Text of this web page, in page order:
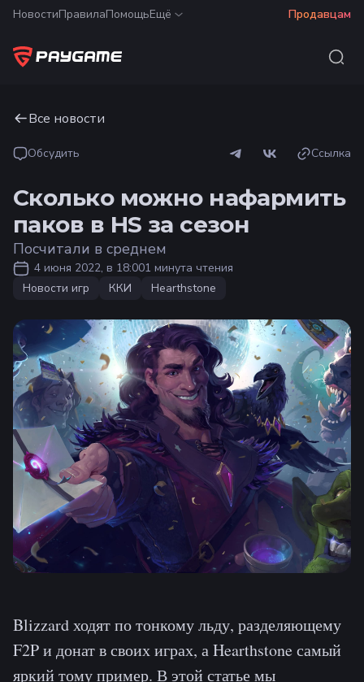
НовостиПравилаПомощьЕщё Продавцам
Все новости
Обсудить Ссылка
Сколько можно нафармить
паков в HS за сезон
Посчитали в среднем
4 июня 2022, в 18:001 минута чтения
Новости игр
ККИ Hearthstone
Blizzard ходят по тонкому льду, разделяющему
F2P и донат в своих играх, а Hearthstone самый
яркий тому пример. В этой статье мы